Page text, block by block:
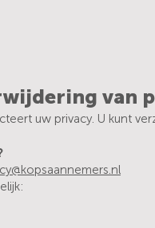
van
uw privacy. U kunt